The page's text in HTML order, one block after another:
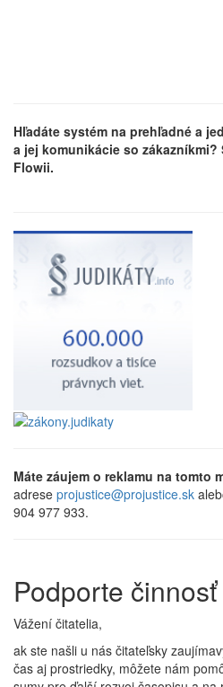
Hľadáte systém na prehľadné a
a jej komunikácie so zákazníkmi?
Flowii.
Máte záujem o reklamu na tomto
adrese projustice@projustice.sk
904 977 933.
Podporte
Vážení čitatelia,
ak ste našli u nás čitateľsky
čas aj prostriedky, môžete nám